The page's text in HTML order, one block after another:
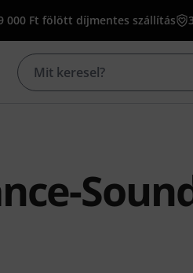
000 Ft fölött díjmentes szállítás